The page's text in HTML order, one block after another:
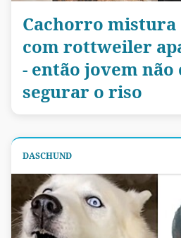
Cachorro mistura
com rottweiler
- então jovem não
segurar o riso
DASCHUND